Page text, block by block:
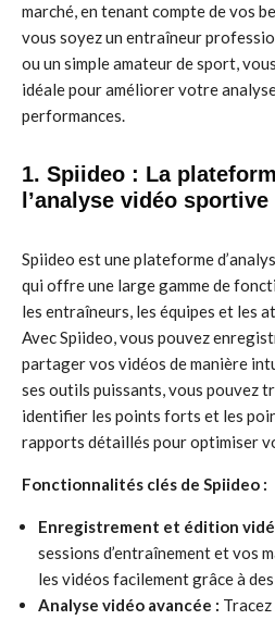
marché, en tenant compte de vos
vous soyez un entraîneur
ou un simple amateur de sport,
idéale pour améliorer votre
performances.
1. Spiideo : La
l’analyse vidéo sportive
Spiideo est une plateforme
qui offre une large gamme de
les entraîneurs, les équipes et les
Avec Spiideo, vous pouvez
partager vos vidéos de manière
ses outils puissants, vous pouvez
identifier les points forts et les
rapports détaillés pour optimiser
Fonctionnalités clés de Spiideo :
Enregistrement et édition
sessions d’entraînement et vos
les vidéos facilement grâce à
Analyse vidéo avancée :